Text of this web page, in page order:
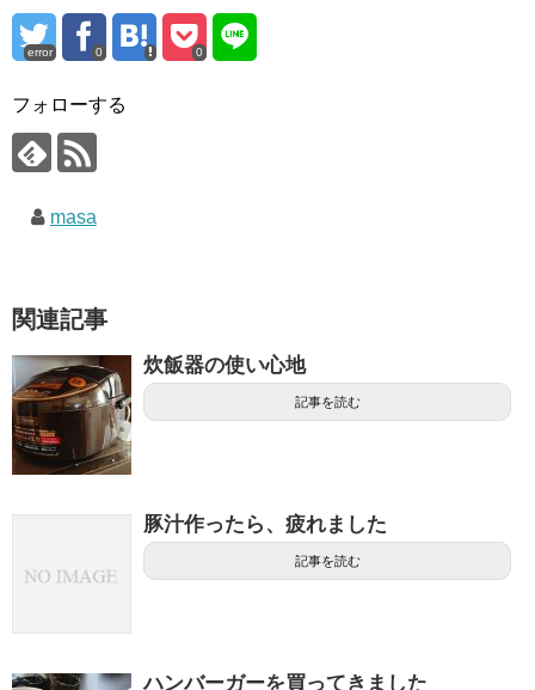
error 0 0
フォローする
masa
関連記事
炊飯器の使い心地
記事を読む
豚汁作ったら、疲れました
記事を読む
ハンバーガーを買ってきました